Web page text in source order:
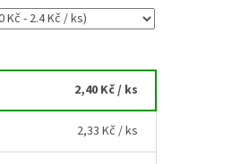
2,40 Kč/ ks
2,33 Kč / ks